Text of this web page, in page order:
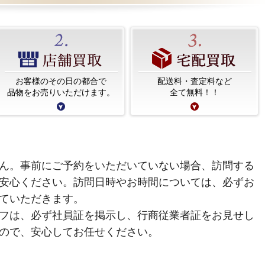
お客様のその日の都合で
品物をお売りいただけます。
配送料・査定料など
全て無料！！
。事前にご予約をいただいていない場合、訪問する
心ください。訪問日時やお時間については、必ずお
いただきます。
は、必ず社員証を掲示し、行商従業者証をお見せし
で、安心してお任せください。